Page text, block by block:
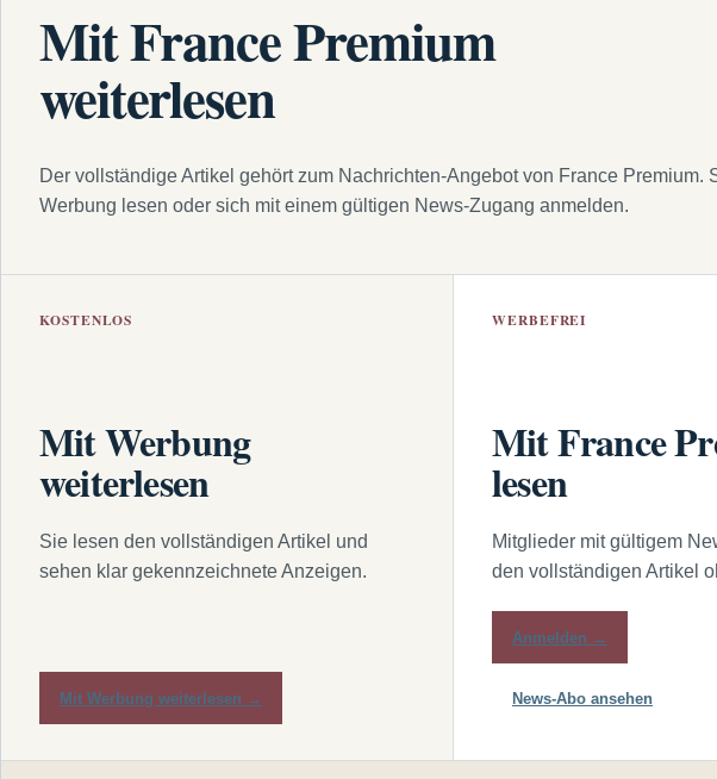
Mit France Premium
weiterlesen
Der vollständige Artikel gehört zum Nachrichten-Angebot von France Premium.
Werbung lesen oder sich mit einem gültigen News-Zugang anmelden.
KOSTENLOS
Mit Werbung
weiterlesen
Sie lesen den vollständigen Artikel und
sehen klar gekennzeichnete Anzeigen.
Mit Werbung weiterlesen →
WERBEFREI
Mit France
lesen
Mitglieder mit gültigem
den vollständigen Artikel
Anmelden →
News-Abo ansehen